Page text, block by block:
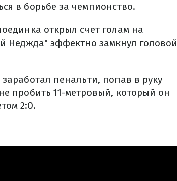
в борьбе за чемпионство.
открыл счет голам на
Неджда" эффектно замкнул головой
пенальти, попав в руку
пробить 11-метровый, который он
2:0.